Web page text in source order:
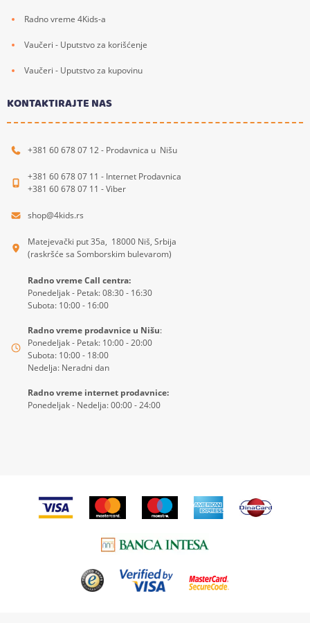
Radno vreme 4Kids-a
Vaučeri - Uputstvo za korišćenje
Vaučeri - Uputstvo za kupovinu
KONTAKTIRAJTE NAS
+381 60 678 07 12 - Prodavnica u Nišu
+381 60 678 07 11 - Internet Prodavnica
+381 60 678 07 11 - Viber
shop@4kids.rs
Matejevački put 35a, 18000 Niš, Srbija
(raskršće sa Somborskim bulevarom)
Radno vreme Call centra:
Ponedeljak - Petak: 08:30 - 16:30
Subota: 10:00 - 16:00
Radno vreme prodavnice u Nišu:
Ponedeljak - Petak: 10:00 - 20:00
Subota: 10:00 - 18:00
Nedelja: Neradni dan
Radno vreme internet prodavnice:
Ponedeljak - Nedelja: 00:00 - 24:00